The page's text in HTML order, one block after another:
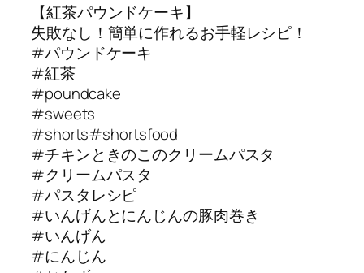
【紅茶パウンドケーキ】
失敗なし！簡単に作れるお手軽レシピ！
#パウンドケーキ
#紅茶
#poundcake
#sweets
#shorts#shortsfood
#チキンときのこのクリームパスタ
#クリームパスタ
#パスタレシピ
#いんげんとにんじんの豚肉巻き
#いんげん
#にんじん